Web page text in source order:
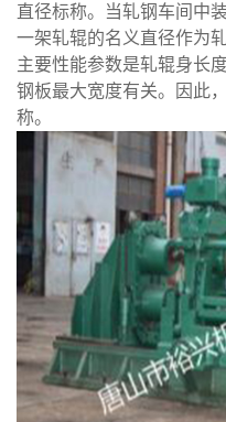
直径标称。当轧钢车间中
一架轧辊的名义直径作为
主要性能参数是轧辊身长
钢板最大宽度有关。因此
称。